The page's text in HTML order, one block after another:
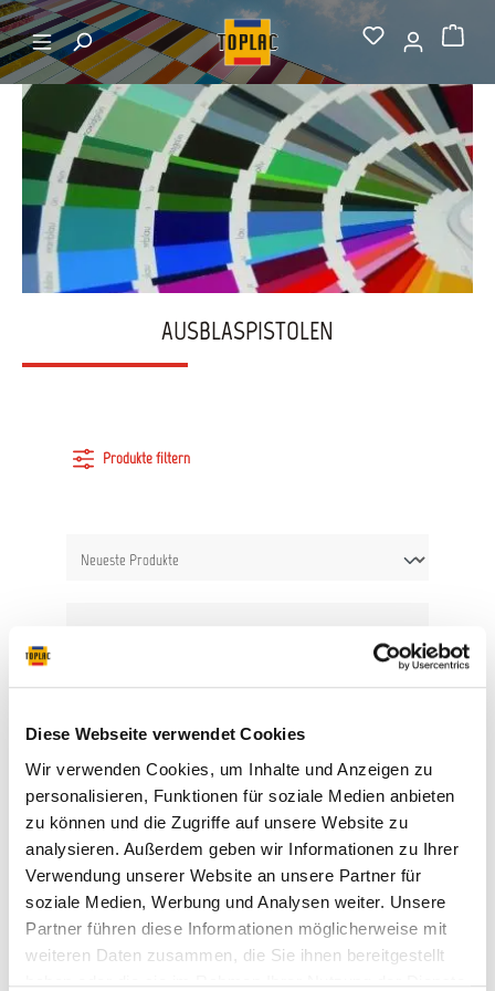
Diese Webseite verwendet Cookies
Wir verwenden Cookies, um Inhalte und Anzeigen zu
personalisieren, Funktionen für soziale Medien anbieten
zu können und die Zugriffe auf unsere Website zu
analysieren. Außerdem geben wir Informationen zu Ihrer
Verwendung unserer Website an unsere Partner für
soziale Medien, Werbung und Analysen weiter. Unsere
Partner führen diese Informationen möglicherweise mit
weiteren Daten zusammen, die Sie ihnen bereitgestellt
springenStartseite Ausblaspistolen
AUSBLASPISTOLEN
Produkte filtern
SATA turbo blow - Ausblasedüse
Einstellbare Ausblasedüse Anschluss